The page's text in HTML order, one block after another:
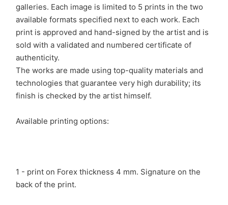
galleries. Each image is limited to 5 prints in the two
available formats specified next to each work. Each
print is approved and hand-signed by the artist and is
sold with a validated and numbered certificate of
authenticity.
The works are made using top-quality materials and
technologies that guarantee very high durability; its
finish is checked by the artist himself.
Available printing options:
1 - print on Forex thickness 4 mm. Signature on the
back of the print.